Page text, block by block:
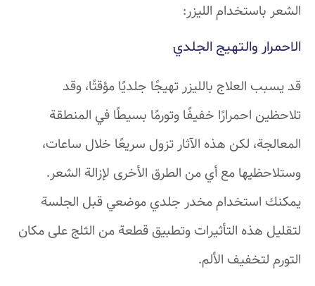
الشعر باستخدام الليزر:
الاحمرار والتهيج الجلدي
قد يسبب العلاج بالليزر تهيجًا جلديًا مؤقتًا، وقد
تلاحظين احمرارًا خفيفًا وتورمًا بسيطًا في المنطقة
المعالجة، لكن هذه الآثار تزول سريعًا خلال ساعات،
وستلاحظيها مع أي من الطرق الأخرى لإزالة الشعر.
يمكنك استخدام مخدر جلدي موضعي قبل الجلسة
لتقليل هذه التأثيرات وتطبيق قطعة من الثلج على مكان
التورم لتخفيف الألم.